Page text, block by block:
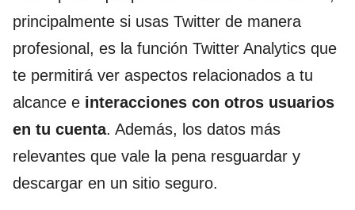
principalmente si usas Twitter de manera
profesional, es la función Twitter Analytics que
te permitirá ver aspectos relacionados a tu
alcance e interacciones con otros usuarios
en tu cuenta. Además, los datos más
relevantes que vale la pena resguardar y
descargar en un sitio seguro.